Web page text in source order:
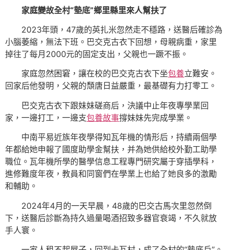
家庭變故全村“墊底”鄉里縣里來人幫扶了
2023年頭，47歲的英扎米忽然走不穩路，送醫后確診為
小腦萎縮，無法下班。巴交克古衣下回想，母親病重，家里
掉往了每月2000元的固定支出，父親也一蹶不振。
家庭忽然困窘，讓在校的巴交克古衣下坐包養立難安。
回家后他發明，父親的頹唐日益嚴重，最基礎有力打零工。
巴交克古衣下跟妹妹磋商后，決議中止年夜專學業回
家，一邊打工，一邊支包養故事撐妹妹先完成學業。
中南平易近族年夜學得知瓦年機的情形后，持續兩個學
年都給她申報了國度助學金幫扶，并為她供給校外勤工助學
職位。瓦年機所學的醫學信息工程專門研究屬于穿插學科，
進修難度年夜，教員和同窗們在學業上也給了她良多的激勵
和輔助。
2024年4月的一天早晨，48歲的巴交古馬次里忽然倒
下，送醫后診斷為持久過量喝酒招致多器官衰竭，不久就放
手人寰。